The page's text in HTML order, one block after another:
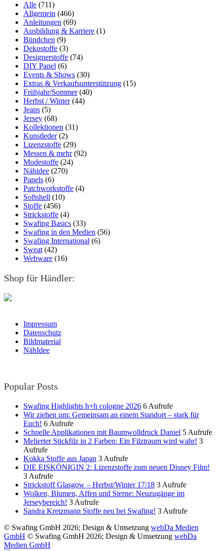
Alle (711)
Allgemein (466)
Anleitungen (69)
Ausbildung & Karriere (1)
Bündchen (9)
Dekostoffe (3)
Designerstoffe (74)
DIY Panel (6)
Events & Shows (30)
Extras & Verkaufsunterstützung (15)
Frühjahr/Sommer (40)
Herbst / Winter (44)
Jeans (5)
Jersey (68)
Kollektionen (31)
Kunstleder (2)
Lizenzstoffe (29)
Messen & mehr (92)
Modestoffe (24)
Nähidee (270)
Panels (6)
Patchworkstoffe (4)
Softshell (10)
Stoffe (456)
Strickstoffe (4)
Swafing Basics (33)
Swafing in den Medien (56)
Swafing International (6)
Sweat (42)
Webware (16)
Shop für Händler:
Impressum
Datenschutz
Bildmaterial
NähIdee
Popular Posts
Swafing Highlights h+h cologne 2026 6 Aufrufe
Wir ziehen um: Gemeinsam an einem Standort – stark für
Euch! 6 Aufrufe
Schnelle Applikationen mit Baumwolldruck Daniel 5 Aufrufe
Melierter Stickfilz in 2 Farben: Ein Filztraum wird wahr! 3
Aufrufe
Kokka Stoffe aus Japan 3 Aufrufe
DIE EISKÖNIGIN 2: Lizenzstoffe zum neuen Disney Film!
3 Aufrufe
Strickstoff Glasgow – Herbst/Winter 17/18 3 Aufrufe
Wolken, Blumen, Affen und Sterne: Neuzugänge im
Jerseybereich! 3 Aufrufe
Sandra Kretzmann Stoffe neu bei Swafing! 3 Aufrufe
© Swafing GmbH 2026; Design & Umsetzung webDa Medien
GmbH © Swafing GmbH 2026; Design & Umsetzung webDa
Medien GmbH